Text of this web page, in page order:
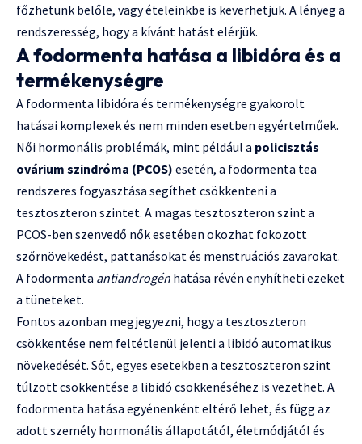
főzhetünk belőle, vagy ételeinkbe is keverhetjük. A lényeg a
rendszeresség, hogy a kívánt hatást elérjük.
A fodormenta hatása a libidóra és a
termékenységre
A fodormenta libidóra és termékenységre gyakorolt
hatásai komplexek és nem minden esetben egyértelműek.
Női hormonális problémák, mint például a policisztás
ovárium szindróma (PCOS) esetén, a fodormenta tea
rendszeres fogyasztása segíthet csökkenteni a
tesztoszteron szintet. A magas tesztoszteron szint a
PCOS-ben szenvedő nők esetében okozhat fokozott
szőrnövekedést, pattanásokat és menstruációs zavarokat.
A fodormenta antiandrogén hatása révén enyhítheti ezeket
a tüneteket.
Fontos azonban megjegyezni, hogy a tesztoszteron
csökkentése nem feltétlenül jelenti a libidó automatikus
növekedését. Sőt, egyes esetekben a tesztoszteron szint
túlzott csökkentése a libidó csökkenéséhez is vezethet. A
fodormenta hatása egyénenként eltérő lehet, és függ az
adott személy hormonális állapotától, életmódjától és